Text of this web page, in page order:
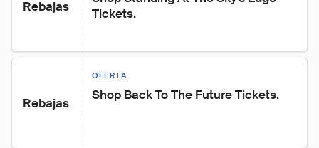
Rebajas
Tickets.
Rebajas
OFERTA
Shop Back To The Future Tickets.